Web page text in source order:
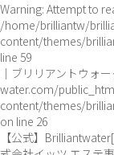
Warning: Attempt to
/home/brilliantw/
content/themes/
line 59
｜ブリリアントウォ
water.com/
content/themes/
on line 26
【公式】